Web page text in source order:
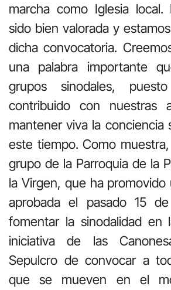
marcha como Iglesia
sido bien valorada y
dicha convocatoria.
una palabra importante
grupos sinodales,
contribuido con nuestras
mantener viva la conciencia
este tiempo. Como
grupo de la Parroquia de la
la Virgen, que ha promovido
aprobada el pasado 15
fomentar la sinodalidad en
iniciativa de las
Sepulcro de convocar a
que se mueven en el